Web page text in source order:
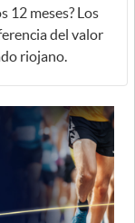
12 meses? Los
del valor
riojano.